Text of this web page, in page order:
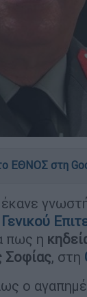
ΕΘΝΟΣ στη
έκανε
Γενικού
πως η
Σοφίας, στη
ο